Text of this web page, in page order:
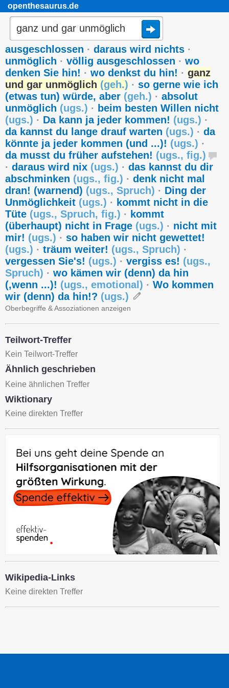
openthesaurus.de
ausgeschlossen · daraus wird nichts ·
unmöglich · völlig ausgeschlossen · wo
denken Sie hin! · wo denkst du hin! · ganz
und gar unmöglich (geh.) · so gerne wie ich
(etwas tun) würde, aber (geh.) · absolut
unmöglich (ugs.) · beim besten Willen nicht
(ugs.) · Da kann ja jeder kommen! (ugs.) ·
da kannst du lange drauf warten (ugs.) · da
könnte ja jeder kommen (und ...)! (ugs.) ·
da musst du früher aufstehen! (ugs., fig.)
· daraus wird nix (ugs.) · das kannst du dir
abschminken (ugs., fig.) · denk nicht mal
dran! (warnend) (ugs., Spruch) · Ding der
Unmöglichkeit (ugs.) · kommt nicht in die
Tüte (ugs., Spruch, fig.) · kommt
(überhaupt) nicht in Frage (ugs.) · nicht mit
mir! (ugs.) · so haben wir nicht gewettet!
(ugs.) · träum weiter! (ugs., Spruch) ·
vergessen Sie's! (ugs.) · vergiss es! (ugs.,
Spruch) · wo kämen wir (denn) da hin
(,wenn ...)! (ugs., emotional ) · Wo kommen
wir (denn) da hin!? (ugs.)
Oberbegriffe & Assoziationen anzeigen
Teilwort-Treffer
Kein Teilwort-Treffer
Ähnlich geschrieben
Keine ähnlichen Treffer
Wiktionary
Keine direkten Treffer
Wikipedia-Links
Keine direkten Treffer